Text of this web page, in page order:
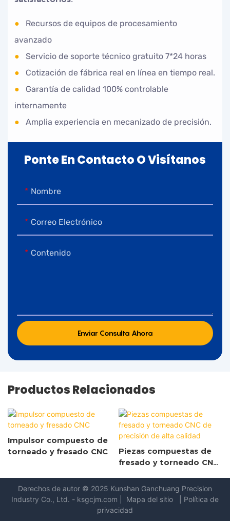
●
Recursos de equipos de procesamiento
avanzado
●
Servicio de soporte técnico gratuito 7*24 horas
●
Cotización de fábrica real en línea en tiempo real.
●
Garantía de calidad 100% controlable
internamente
●
Amplia experiencia en mecanizado de precisión.
Ponte En Contacto O Visítanos
Nombre
Correo Electrónico
Contenido
Enviar Consulta Ahora
Productos Relacionados
Impulsor compuesto de
torneado y fresado CNC
Piezas compuestas de
fresado y torneado CNC
calidad
Derechos de autor © 2025 Kunshan Ganchuang Precision
Industry Co., Ltd. - ksgcjm.com Mapa del sitio
Política de
privacidad